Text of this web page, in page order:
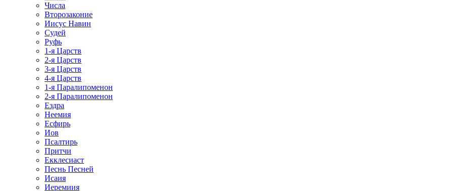
Числа
Второзаконие
Иисус Навин
Судей
Руфь
1-я Царств
2-я Царств
3-я Царств
4-я Царств
1-я Паралипоменон
2-я Паралипоменон
Ездра
Неемия
Есфирь
Иов
Псалтирь
Притчи
Екклесиаст
Песнь Песней
Исаия
Иеремиия